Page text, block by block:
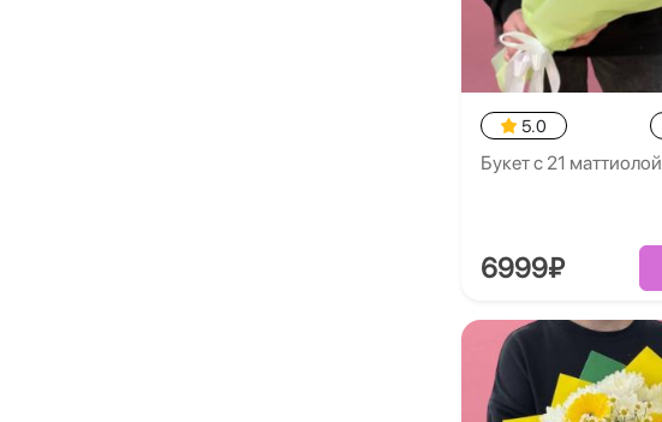
5.0
Букет с 21 маттиолой
6999₽